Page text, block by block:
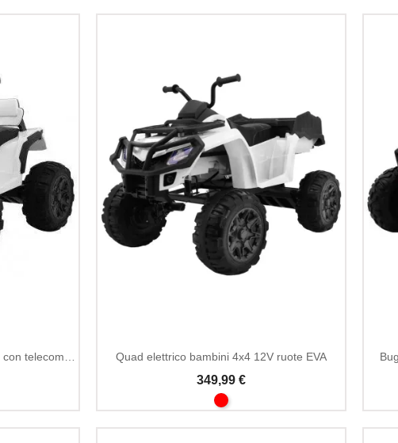
Quad elettrico bambini 12V ATV-2 con telecomando 2.4GHz Quad elettrico bambini 4x4 12V ruote EVA
349,99 €